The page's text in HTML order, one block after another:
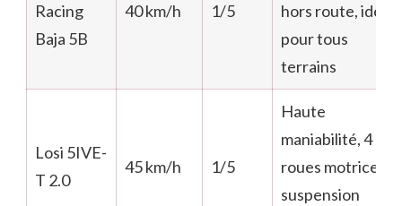
Racing
Baja 5B
40 km/h 1/5
hors route, idéal
pour tous
terrains
Losi 5IVE-
T 2.0
45 km/h 1/5
Haute
maniabilité, 4
roues motrices,
suspension